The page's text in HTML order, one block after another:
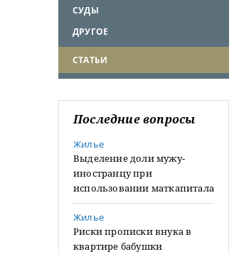
СУДЫ
ДРУГОЕ
СТАТЬИ
Последние вопросы
Жилье
Выделение доли мужу-
иностранцу при
использовании маткапитала
Жилье
Риски прописки внука в
квартире бабушки